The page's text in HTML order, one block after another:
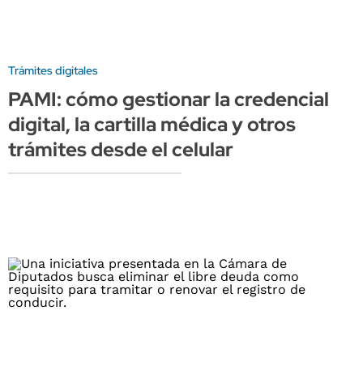
Trámites digitales
PAMI: cómo gestionar la credencial
digital, la cartilla médica y otros
trámites desde el celular